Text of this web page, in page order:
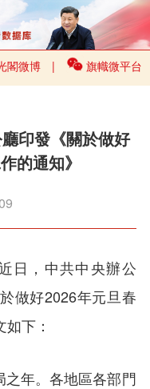
閣微博 | 旗幟微平台
印發《關於做好
的通知》
日，中共中央辦公
做好2026年元旦春
下：
之年。各地區各部門